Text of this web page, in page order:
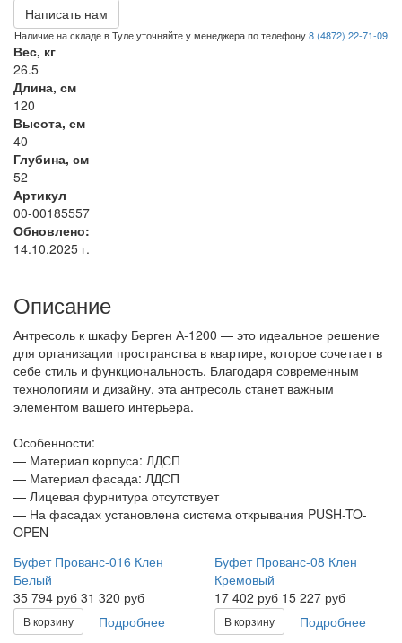
Написать нам
Наличие на складе в Туле уточняйте у менеджера по телефону8 (4872) 22-71-09
Вес, кг
26.5
Длина, см
120
Высота, см
40
Глубина, см
52
Артикул
00-00185557
Обновлено:
14.10.2025 г.
Описание
Антресоль к шкафу Берген А-1200 — это идеальное решение
для организации пространства в квартире, которое сочетает в
себе стиль и функциональность. Благодаря современным
технологиям и дизайну, эта антресоль станет важным
элементом вашего интерьера.
Особенности:
— Материал корпуса: ЛДСП
— Материал фасада: ЛДСП
— Лицевая фурнитура отсутствует
— На фасадах установлена система открывания PUSH-TO-
OPEN
Буфет Прованс-016 Клен
Белый
35 794 руб 31 320 руб
В корзину Подробнее
Буфет Прованс-08 Клен
Кремовый
17 402 руб 15 227 руб
В корзину Подробнее